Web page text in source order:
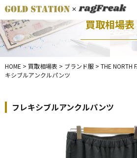
買取相場表
HOME > 買取相場表 > ブランド服 > THE NORTH
キシブルアンクルパンツ
フレキシブルアンクルパンツ